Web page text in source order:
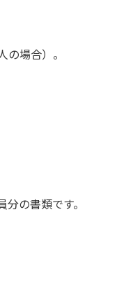
場合）。
の書類です。